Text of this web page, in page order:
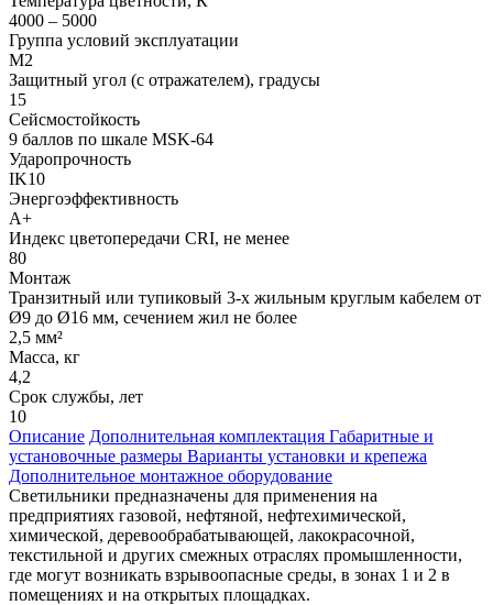
4000 – 5000
Группа условий эксплуатации
М2
Защитный угол (с отражателем), градусы
15
Сейсмостойкость
9 баллов по шкале МSK-64
Ударопрочность
IK10
Энергоэффективность
А+
Индекс цветопередачи CRI, не менее
80
Монтаж
Транзитный или тупиковый 3-х жильным круглым кабелем от
Ø9 до Ø16 мм, сечением жил не более
2,5 мм²
Масса, кг
4,2
Срок службы, лет
10
Описание Дополнительная комплектация Габаритные и
установочные размеры Варианты установки и крепежа
Дополнительное монтажное оборудование
Светильники предназначены для применения на
предприятиях газовой, нефтяной, нефтехимической,
химической, деревообрабатывающей, лакокрасочной,
текстильной и других смежных отраслях промышленности,
где могут возникать взрывоопасные среды, в зонах 1 и 2 в
помещениях и на открытых площадках.